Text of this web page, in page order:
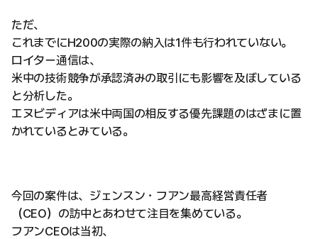
ただ、
これまでにH200の実際の納入は1件も行われていない。
ロイター通信は、
米中の技術競争が承認済みの取引にも影響を及ぼしている
と分析した。
エヌビディアは米中両国の相反する優先課題のはざまに置
かれているとみている。
今回の案件は、ジェンスン・フアン最高経営責任者
（CEO）の訪中とあわせて注目を集めている。
フアンCEOは当初、